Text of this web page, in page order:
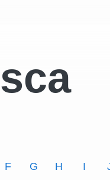
F G H I